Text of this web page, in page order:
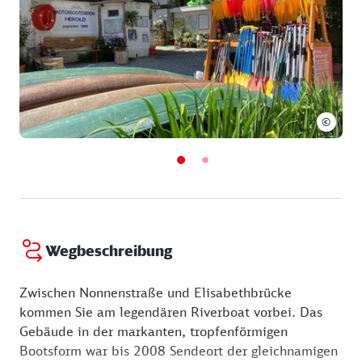
Bild und Text mit freundlicher Genehmigung von:
Leipzig Tourismus und Marketing GmbH,
Augustusplatz 9, 04109 Leipzig, E-Mail info@ltm-
leipzig.de, Telefon 0341 7104 260,
www.leipzig.travel
©
Wegbeschreibung
Zwischen Nonnenstraße und Elisabethbrücke
kommen Sie am legendären Riverboat vorbei. Das
Gebäude in der markanten, tropfenförmigen
Bootsform war bis 2008 Sendeort der gleichnamigen